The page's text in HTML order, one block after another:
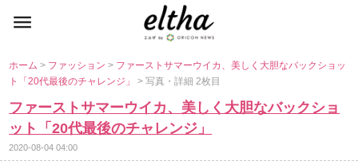
ホーム> ファッション> ファーストサマーウイカ、美しく大胆なバックショッ
ト「20代最後のチャレンジ」> 写真・詳細 2枚目
ファーストサマーウイカ、美しく大胆なバックショ
ット「20代最後のチャレンジ」
2020-08-04 04:00